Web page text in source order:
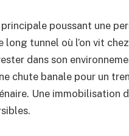
poussant une
long tunnel où l’on vit
dans son
chute banale pour un
Une immobilisation